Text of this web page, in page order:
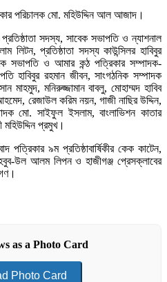
পরিচালক মো. মহিউদ্দিন আল আজাদ।
সদস্য, সাবেক সভাপতি ও ন্যাশনাল
লিটন, প্রতিষ্ঠাতা সদস্য কাউন্সিলর হাবিবুর
সভাপতি ও আমার কন্ঠ পত্রিকার সম্পাদক-
হাবিবুর রহমান জীবন, সাংগঠনিক সম্পাদক
মাহমুদ, মনিরুজ্জামান বাবলু, মোহাম্মদ হাবিব
রেজাউল করিম নয়ন, গাজী নাছির উদ্দিন,
মো. সাইফুল ইসলাম, বাংলাভিশন কাতার
মহিউদ্দিন প্রমুখ।
পত্রিকার ৯ম প্রতিষ্ঠাবার্ষিকীর কেক কাটেন,
উল আলম লিপন ও হাজীগঞ্জ প্রেসক্লাবের
as a Photo Card
Photo Card